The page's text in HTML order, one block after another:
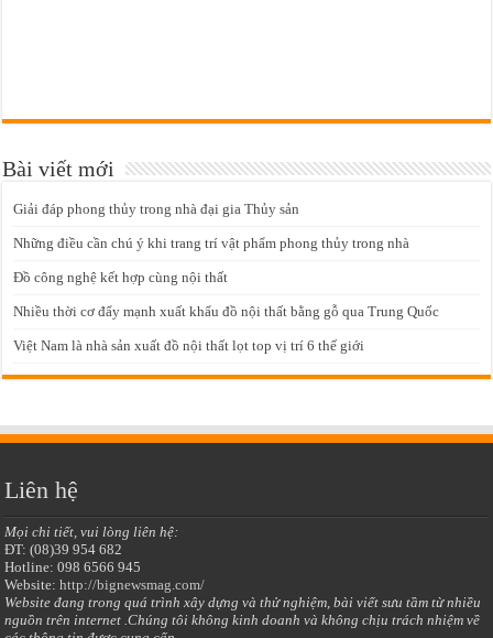
Bài viết mới
Giải đáp phong thủy trong nhà đại gia Thủy sản
Những điều cần chú ý khi trang trí vật phẩm phong thủy trong nhà
Đồ công nghệ kết hợp cùng nội thất
Nhiều thời cơ đẩy mạnh xuất khẩu đồ nội thất bằng gỗ qua Trung Quốc
Việt Nam là nhà sản xuất đồ nội thất lọt top vị trí 6 thế giới
Liên hệ
Mọi chi tiết, vui lòng liên hệ:
ĐT: (08)39 954 682
Hotline: 098 6566 945
Website:http://bignewsmag.com/
Website đang trong quá trình xây dựng và thử nghiệm, bài viết sưu tầm từ nhiều
nguồn trên internet .Chúng tôi không kinh doanh và không chịu trách nhiệm về